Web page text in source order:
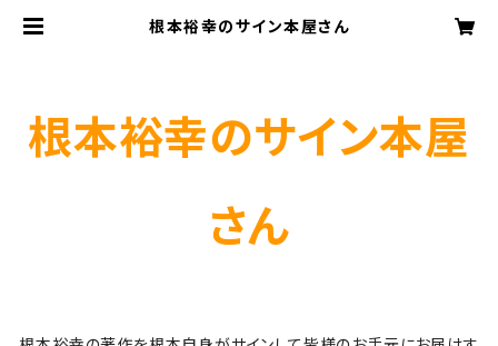
根本裕幸のサイン本屋さん
根本裕幸のサイン本屋
さん